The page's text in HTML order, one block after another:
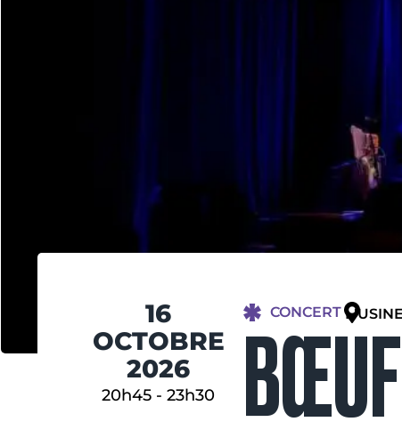
16
OCTOBRE
2026
20h45 - 23h30
CONCERT